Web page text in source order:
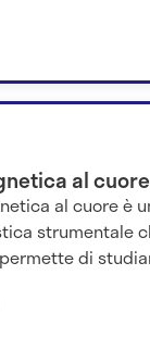
al cuore
al cuore è
strumentale
di